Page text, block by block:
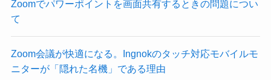
Zoomでパワーポイントを画面共有するときの問題につい
て
Zoom会議が快適になる。Ingnokのタッチ対応モバイルモ
ニターが「隠れた名機」である理由